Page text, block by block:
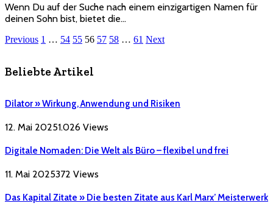
Wenn Du auf der Suche nach einem einzigartigen Namen für
deinen Sohn bist, bietet die…
Previous 1 … 54 55 56 57 58 … 61 Next
Beliebte Artikel
Dilator » Wirkung, Anwendung und Risiken
12. Mai 20251.026 Views
Digitale Nomaden: Die Welt als Büro – flexibel und frei
11. Mai 2025372 Views
Das Kapital Zitate » Die besten Zitate aus Karl Marx’ Meisterwerk